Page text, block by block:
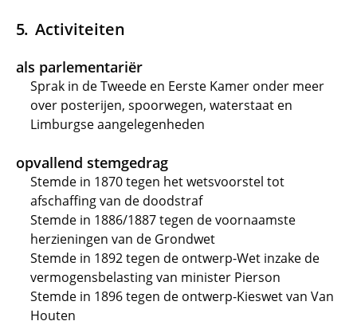
Activiteiten
als parlementariër
Sprak in de Tweede en Eerste Kamer onder meer
over posterijen, spoorwegen, waterstaat en
Limburgse aangelegenheden
opvallend stemgedrag
Stemde in 1870 tegen het wetsvoorstel tot
afschaffing van de doodstraf
Stemde in 1886/1887 tegen de voornaamste
herzieningen van de Grondwet
Stemde in 1892 tegen de ontwerp-Wet inzake de
vermogensbelasting van minister Pierson
Stemde in 1896 tegen de ontwerp-Kieswet van Van
Houten